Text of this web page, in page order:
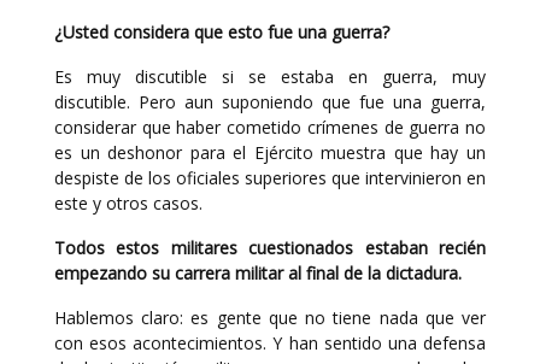
¿Usted considera que esto fue una guerra?
Es muy discutible si se estaba en guerra, muy
discutible. Pero aun suponiendo que fue una guerra,
considerar que haber cometido crímenes de guerra no
es un deshonor para el Ejército muestra que hay un
despiste de los oficiales superiores que intervinieron en
este y otros casos.
Todos estos militares cuestionados estaban recién
empezando su carrera militar al final de la dictadura.
Hablemos claro: es gente que no tiene nada que ver
con esos acontecimientos. Y han sentido una defensa